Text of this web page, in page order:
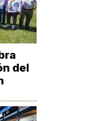
del